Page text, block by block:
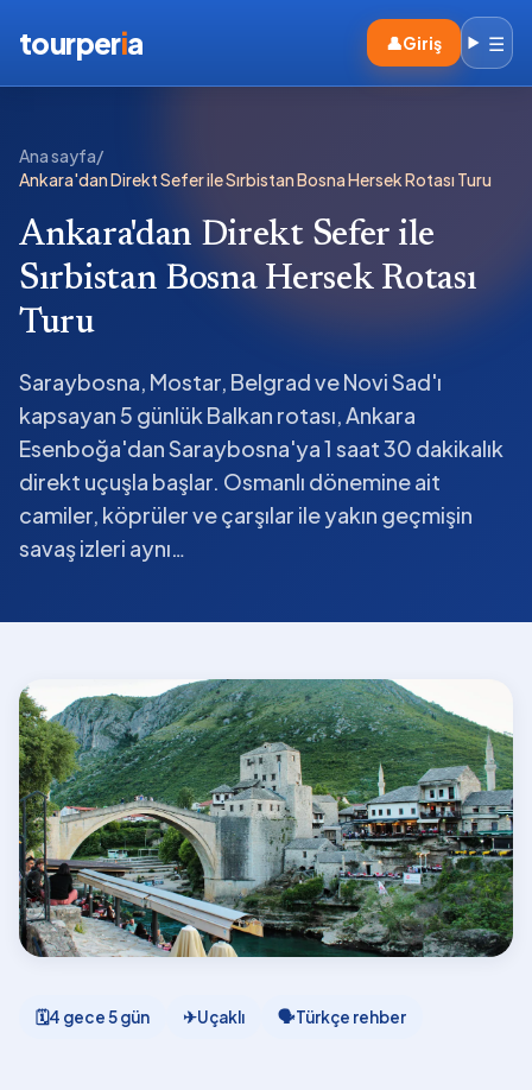
tourperia 👤Giriş ☰
Ana sayfa/
Ankara'dan Direkt Sefer ile Sırbistan Bosna Hersek Rotası Turu
Ankara'dan Direkt Sefer ile
Sırbistan Bosna Hersek Rotası
Turu
Saraybosna, Mostar, Belgrad ve Novi Sad'ı
kapsayan 5 günlük Balkan rotası, Ankara
Esenboğa'dan Saraybosna'ya 1 saat 30 dakikalık
direkt uçuşla başlar. Osmanlı dönemine ait
camiler, köprüler ve çarşılar ile yakın geçmişin
savaş izleri aynı…
🗓4 gece 5 gün ✈Uçaklı 🗣Türkçe rehber